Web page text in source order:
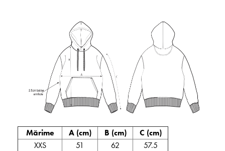
Mărime A (cm) B (cm)
C (cm)
XXS
51 62
57.5